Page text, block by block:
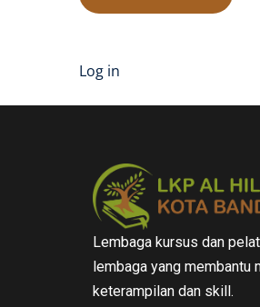
Log in
Lembaga kursus dan
lembaga yang membantu
keterampilan dan skill.